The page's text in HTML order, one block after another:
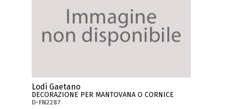
Lodi Gaetano
DECORAZIONE PER MANTOVANA O CORNICE
D-FN2287